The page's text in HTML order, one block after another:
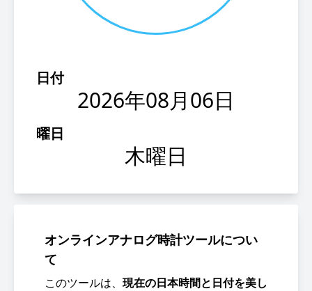
日付
2026年08月06日
曜日
木曜日
オンラインアナログ時計ツールについ
て
このツールは、 現在の日本時間と日付を美し